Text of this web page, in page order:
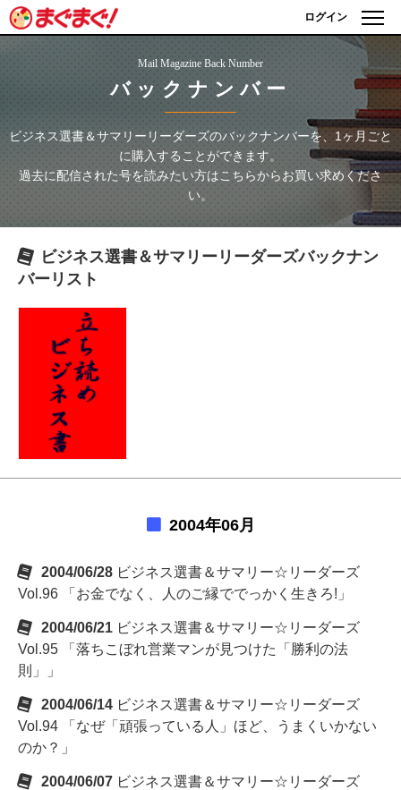
ログイン
Mail Magazine Back Number
バックナンバー
ビジネス選書＆サマリーリーダーズのバックナンバーを、1ヶ月ごと
に購入することができます。
過去に配信された号を読みたい方はこちらからお買い求めくださ
い。
ビジネス選書＆サマリーリーダーズバックナン
バーリスト
2004年06月
2004/06/28 ビジネス選書＆サマリー☆リーダーズ
Vol.96 「お金でなく、人のご縁ででっかく生きろ!」
2004/06/21 ビジネス選書＆サマリー☆リーダーズ
Vol.95 「落ちこぼれ営業マンが見つけた「勝利の法
則」」
2004/06/14 ビジネス選書＆サマリー☆リーダーズ
Vol.94 「なぜ「頑張っている人」ほど、うまくいかない
のか？」
2004/06/07 ビジネス選書＆サマリー☆リーダーズ